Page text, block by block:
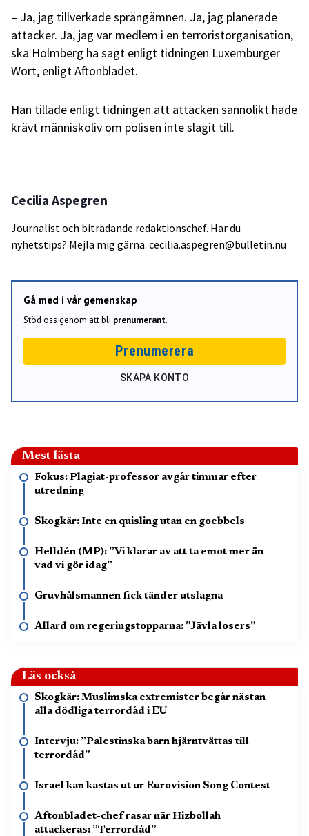
– Ja, jag tillverkade sprängämnen. Ja, jag planerade
attacker. Ja, jag var medlem i en terroristorganisation,
ska Holmberg ha sagt enligt tidningen Luxemburger
Wort, enligt Aftonbladet.
Han tillade enligt tidningen att attacken sannolikt hade
krävt människoliv om polisen inte slagit till.
Cecilia Aspegren
Journalist och biträdande redaktionschef. Har du
nyhetstips? Mejla mig gärna: cecilia.aspegren@bulletin.nu
Gå med i vår gemenskap
Stöd oss genom att bli prenumerant.
Prenumerera
SKAPA KONTO
Mest lästa
Fokus: Plagiat-professor avgår timmar efter
utredning
Skogkär: Inte en quisling utan en goebbels
Helldén (MP): ”Vi klarar av att ta emot mer än
vad vi gör idag”
Gruvhålsmannen fick tänder utslagna
Allard om regeringstopparna: ”Jävla losers”
Läs också
Skogkär: Muslimska extremister begår nästan
alla dödliga terrordåd i EU
Intervju: ”Palestinska barn hjärntvättas till
terrordåd”
Israel kan kastas ut ur Eurovision Song Contest
Aftonbladet-chef rasar när Hizbollah
attackeras: ”Terrordåd”